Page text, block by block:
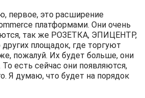
первое, это расширение
платформами. Они очень
так же РОЗЕТКА, ЭПИЦЕНТР,
других площадок, где торгуют
пожалуй. Их будет больше, они
есть сейчас они появляются,
Я думаю, что будет на порядок